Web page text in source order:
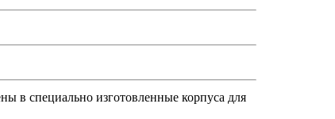
в специально изготовленные корпуса для